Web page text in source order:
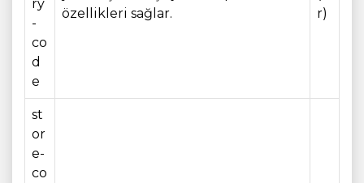
ry
-
co
d
e
özellikleri sağlar.
r)
st
or
e-
co